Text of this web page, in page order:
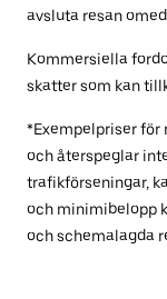
avsluta resan
Kommersiella
skatter som kan
*Exempelpriser för
och återspeglar
trafikförseningar,
och minimibelopp
och schemalagda